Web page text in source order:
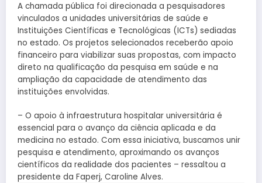
A chamada pública foi direcionada a pesquisadores
vinculados a unidades universitárias de saúde e
Instituições Científicas e Tecnológicas (ICTs) sediadas
no estado. Os projetos selecionados receberão apoio
financeiro para viabilizar suas propostas, com impacto
direto na qualificação da pesquisa em saúde e na
ampliação da capacidade de atendimento das
instituições envolvidas.
– O apoio à infraestrutura hospitalar universitária é
essencial para o avanço da ciência aplicada e da
medicina no estado. Com essa iniciativa, buscamos unir
pesquisa e atendimento, aproximando os avanços
científicos da realidade dos pacientes – ressaltou a
presidente da Faperj, Caroline Alves.